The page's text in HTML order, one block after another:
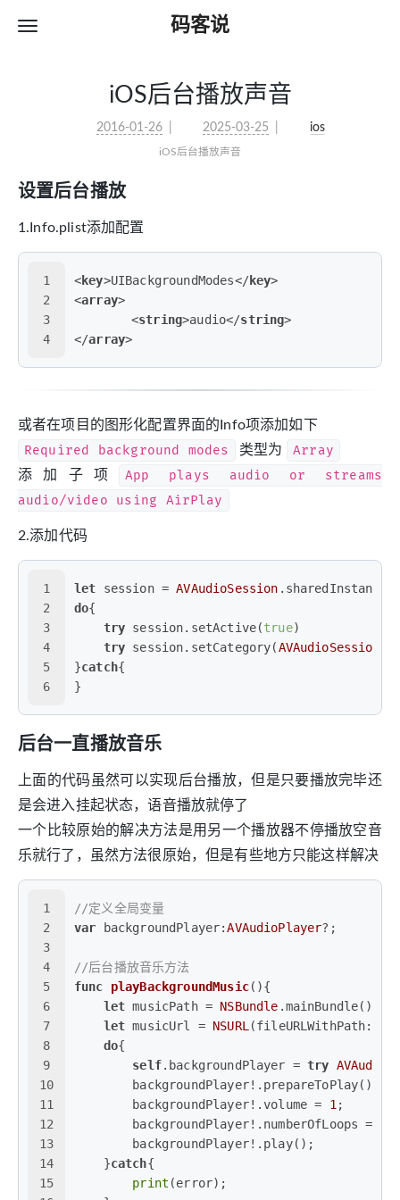
码客说
iOS后台播放声音
2016-01-26 2025-03-25 ios
iOS后台播放声音
设置后台播放
1.Info.plist添加配置
1
2
3
4
<key>UIBackgroundModes</key>
<array>
<string>audio</string>
</array>
或者在项目的图形化配置界面的Info项添加如下
Required background modes 类型为 Array
添加子项
App plays audio or streams
audio/video using AirPlay
2.添加代码
1
2
3
4
5
6
let session = AVAudioSession
do{
try session.setActive(true)
try session.setCategory(
}catch{
}
后台一直播放音乐
上面的代码虽然可以实现后台播放，但是只要播放完毕还
是会进入挂起状态，语音播放就停了
一个比较原始的解决方法是用另一个播放器不停播放空音
乐就行了，虽然方法很原始，但是有些地方只能这样解决
1
2
3
4
5
6
7
8
9
10
11
12
13
14
15
//定义全局变量
var backgroundPlayer:AVAudioPlayer?;
//后台播放音乐方法
func
playBackgroundMusic(){
let musicPath = NSBundle
let musicUrl = NSURL (fileURLWithPath:
do{
self.backgroundPlayer = try
        backgroundPlayer
! .prepareToPlay();
        backgroundPlayer
! .volume = 1 ;
        backgroundPlayer
! .numberOfLoops =
        backgroundPlayer
! .play();
    }
catch{
print (error);